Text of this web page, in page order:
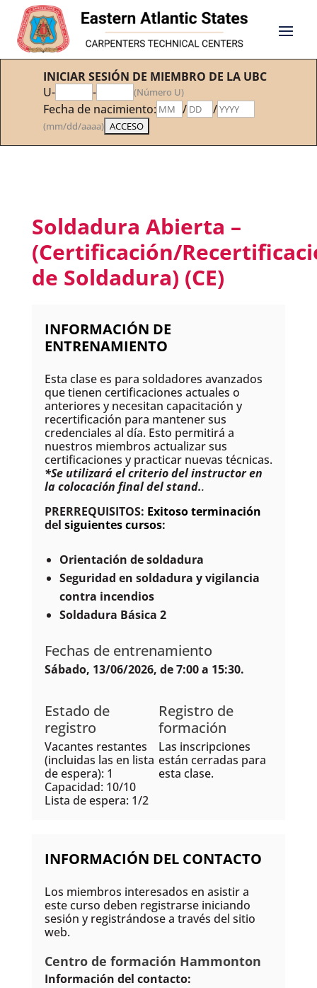
INICIAR SESIÓN DE MIEMBRO DE LA UBC
U-
- (Número U)
Fecha de nacimiento: / /
(mm/dd/aaaa)
Soldadura Abierta –
(Certificación/
de Soldadura) (CE)
INFORMACIÓN DE
ENTRENAMIENTO
Esta clase es para soldadores avanzados
que tienen certificaciones actuales o
anteriores y necesitan capacitación y
recertificación para mantener sus
credenciales al día. Esto permitirá a
nuestros miembros actualizar sus
certificaciones y practicar nuevas técnicas.
*Se utilizará el criterio del instructor en
la colocación final del stand..
PRERREQUISITOS: Exitosoterminación
del siguientes cursos:
Orientación de soldadura
Seguridad en soldadura y vigilancia
contra incendios
Soldadura Básica 2
Fechas de entrenamiento
Sábado, 13/06/2026, de 7:00 a 15:30.
Registro de
formación
Las inscripciones
están cerradas para
esta clase.
Estado de
registro
Vacantes restantes
(incluidas las en lista
de espera): 1
Capacidad: 10/10
Lista de espera: 1/2
INFORMACIÓN DEL CONTACTO
Los miembros interesados en asistir a
este curso deben registrarse iniciando
sesión y registrándose a través del sitio
web.
Centro de formación Hammonton
Información del contacto: